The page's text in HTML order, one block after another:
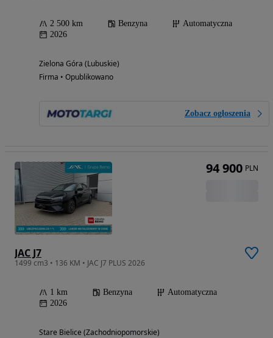
2 500 km Benzyna
Automatyczna
2026
Zielona Góra (Lubuskie)
Firma • Opublikowano
Zobacz ogłoszenia
JAC J7
1499 cm3 • 136 KM • JAC J7 PLUS 2026
1 km Benzyna
Automatyczna
2026
Stare Bielice (Zachodniopomorskie)
94 900 PLN